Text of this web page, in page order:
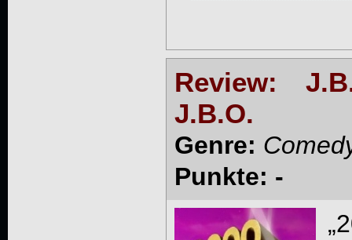
Review:
J.B.O.
Genre:
Punkte: -